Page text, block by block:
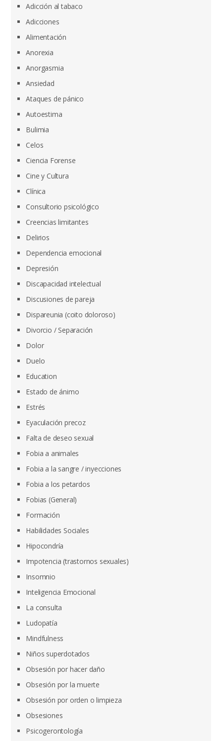
Adicción al tabaco
Adicciones
Alimentación
Anorexia
Anorgasmia
Ansiedad
Ataques de pánico
Autoestima
Bulimia
Celos
Ciencia Forense
Cine y Cultura
Clínica
Consultorio psicológico
Creencias limitantes
Delirios
Dependencia emocional
Depresión
Discapacidad intelectual
Discusiones de pareja
Dispareunia (coito doloroso)
Divorcio / Separación
Dolor
Duelo
Education
Estado de ánimo
Estrés
Eyaculación precoz
Falta de deseo sexual
Fobia a animales
Fobia a la sangre / inyecciones
Fobia a los petardos
Fobias (General)
Formación
Habilidades Sociales
Hipocondría
Impotencia (trastornos sexuales)
Insomnio
Inteligencia Emocional
La consulta
Ludopatía
Mindfulness
Niños superdotados
Obsesión por hacer daño
Obsesión por la muerte
Obsesión por orden o limpieza
Obsesiones
Psicogerontología